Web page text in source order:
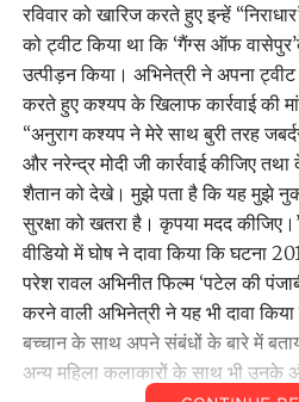
रविवार को खारिज करते हुए इन्हें
को ट्वीट किया था कि ‘गैंग्स ऑफ
उत्पीड़न किया। अभिनेत्री ने अपना ट्वीट
करते हुए कश्यप के खिलाफ कार्रवाई की
‘‘अनुराग कश्यप ने मेरे साथ बुरी तरह
और नरेन्द्र मोदी जी कार्रवाई कीजिए
शैतान को देखे। मुझे पता है कि यह मुझे
सुरक्षा को खतरा है। कृपया मदद
वीडियो में घोष ने दावा किया कि
परेश रावल अभिनीत फिल्म ‘पटेल की
करने वाली अभिनेत्री ने यह भी दावा
बच्चान के साथ अपने संबंधों के बारे में
अन्य महिला कलाकारों के साथ भी उनके